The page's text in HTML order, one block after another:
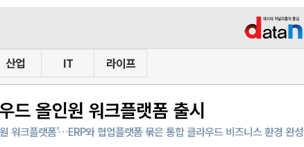
산업 IT 라이프
드 올인원 워크플랫폼 출시
워크플랫폼’…ERP와 협업플랫폼 묶은 통합 클라우드 비즈니스 환경 완성